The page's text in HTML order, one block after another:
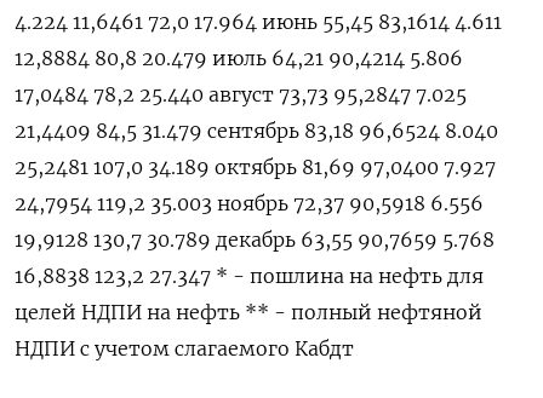
4.224 11,6461 72,0 17.964 июнь 55,45 83,1614 4.611
12,8884 80,8 20.479 июль 64,21 90,4214 5.806
17,0484 78,2 25.440 август 73,73 95,2847 7.025
21,4409 84,5 31.479 сентябрь 83,18 96,6524 8.040
25,2481 107,0 34.189 октябрь 81,69 97,0400 7.927
24,7954 119,2 35.003 ноябрь 72,37 90,5918 6.556
19,9128 130,7 30.789 декабрь 63,55 90,7659 5.768
16,8838 123,2 27.347 * - пошлина на нефть для
целей НДПИ на нефть ** - полный нефтяной
НДПИ с учетом слагаемого Кабдт